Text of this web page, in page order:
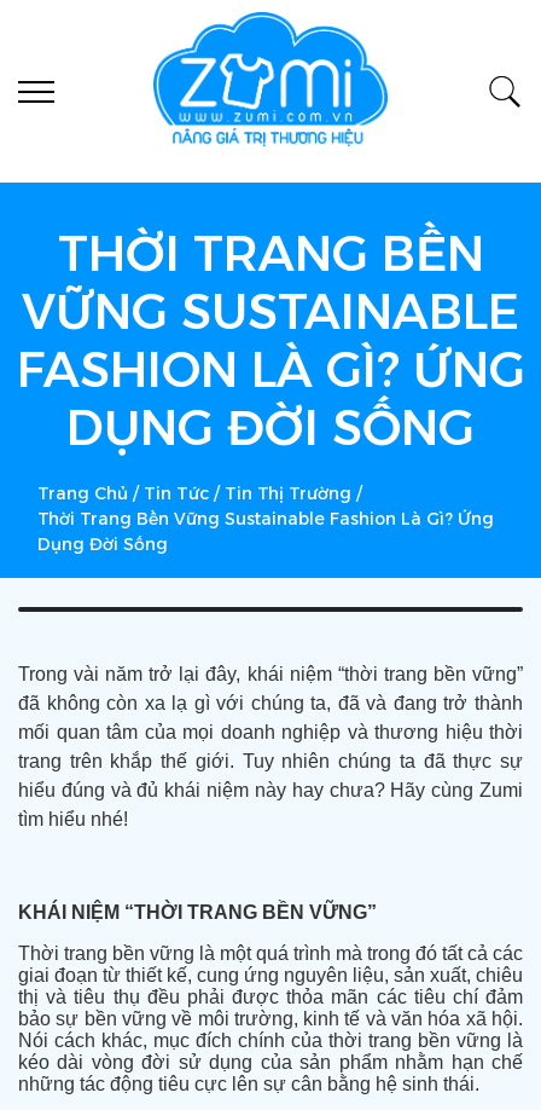
THỜI TRANG BỀN
VỮNG SUSTAINABLE
FASHION LÀ GÌ? ỨNG
DỤNG ĐỜI SỐNG
Trang Chủ / Tin Tức / Tin Thị Trường /
Thời Trang Bền Vững Sustainable Fashion Là Gì? Ứng
Dụng Đời Sống
Trong vài năm trở lại đây, khái niệm “thời trang bền vững”
đã không còn xa lạ gì với chúng ta, đã và đang trở thành
mối quan tâm của mọi doanh nghiệp và thương hiệu thời
trang trên khắp thế giới. Tuy nhiên chúng ta đã thực sự
hiểu đúng và đủ khái niệm này hay chưa? Hãy cùng Zumi
tìm hiểu nhé!
KHÁI NIỆM “THỜI TRANG BỀN VỮNG”
Thời trang bền vững là một quá trình mà trong đó tất cả các
giai đoạn từ thiết kế, cung ứng nguyên liệu, sản xuất, chiêu
thị và tiêu thụ đều phải được thỏa mãn các tiêu chí đảm
bảo sự bền vững về môi trường, kinh tế và văn hóa xã hội.
Nói cách khác, mục đích chính của thời trang bền vững là
kéo dài vòng đời sử dụng của sản phẩm nhằm hạn chế
những tác động tiêu cực lên sự cân bằng hệ sinh thái.